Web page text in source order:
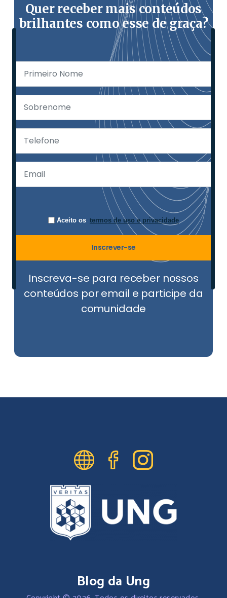
Quer receber mais conteúdos
brilhantes como esse de graça?
Aceito os termos de uso e privacidade
Inscrever-se
Inscreva-se para receber nossos
conteúdos por email e participe da
comunidade
Blog da Ung